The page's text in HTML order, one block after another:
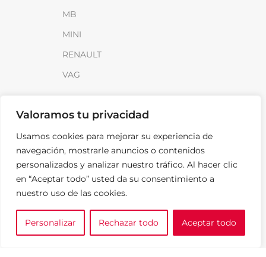
Valoramos tu privacidad
Usamos cookies para mejorar su experiencia de
navegación, mostrarle anuncios o contenidos
personalizados y analizar nuestro tráfico. Al hacer clic
en “Aceptar todo” usted da su consentimiento a
nuestro uso de las cookies.
Personalizar Rechazar todo Aceptar todo
MB
MINI
RENAULT
VAG
Distribuidores
FAQ
Contacto
Noticias
LEGAL
0